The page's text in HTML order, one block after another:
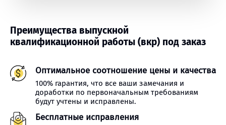
Преимущества выпускной
квалификационной работы (вкр) под заказ
Оптимальное соотношение цены и качества
100% гарантия, что все ваши замечания и
доработки по первоначальным требованиям
будут учтены и исправлены.
Бесплатные исправления